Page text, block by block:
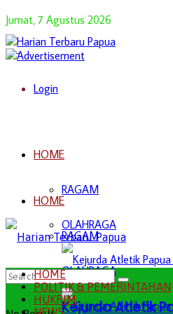
Jumat, 7 Agustus 2026
Login
HOME
RAGAM
OLAHRAGA
Kejurda Atletik
HOME
RAGAM
OLAHRAGA
HOME
POLITIK & PEMERINTAHAN
HUKRIM